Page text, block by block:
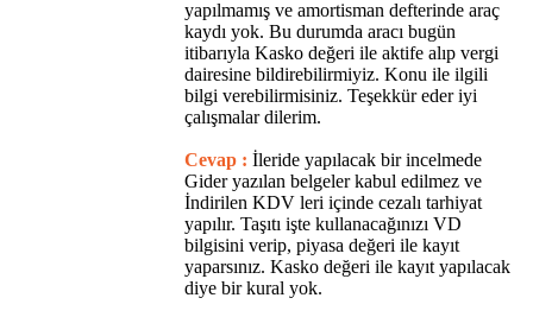
yapılmamış ve amortisman defterinde araç
kaydı yok. Bu durumda aracı bugün
itibarıyla Kasko değeri ile aktife alıp vergi
dairesine bildirebilirmiyiz. Konu ile ilgili
bilgi verebilirmisiniz. Teşekkür eder iyi
çalışmalar dilerim.
Cevap : İleride yapılacak bir incelmede
Gider yazılan belgeler kabul edilmez ve
İndirilen KDV leri içinde cezalı tarhiyat
yapılır. Taşıtı işte kullanacağınızı VD
bilgisini verip, piyasa değeri ile kayıt
yaparsınız. Kasko değeri ile kayıt yapılacak
diye bir kural yok.